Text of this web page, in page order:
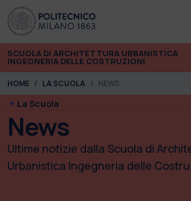
Skip to main content
Skip to page footer
SCUOLA DI ARCHITETTURA URBANISTICA
INGEGNERIA DELLE COSTRUZIONI
You are here:
HOME LA SCUOLA NEWS
La Scuola
News
Ultime notizie dalla Scuola di
Urbanistica Ingegneria delle